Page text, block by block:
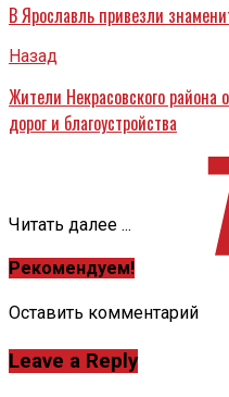
В Ярославль привезли
Назад
Жители Некрасовского района
дорог и благоустройства
Читать далее ...
Рекомендуем!
Оставить комментарий
Leave a Reply